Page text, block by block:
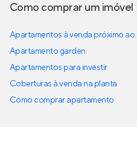
Como comprar um imóvel
Apartamentos à venda próximo
Apartamento garden
Apartamentos para investir
Coberturas à venda na planta
Como comprar apartamento